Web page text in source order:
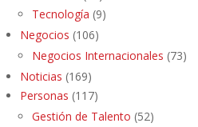
Tecnología (9)
Negocios (106)
Negocios Internacionales (73)
Noticias (169)
Personas (117)
Gestión de Talento (52)